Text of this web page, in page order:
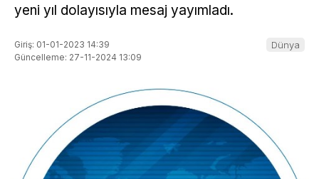
yeni yıl dolayısıyla mesaj yayımladı.
Giriş: 01-01-2023 14:39
Güncelleme: 27-11-2024 13:09
Dünya